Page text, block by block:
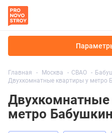
Главная Москва СВАО
Двухкомнатные квартиры у метро
метро